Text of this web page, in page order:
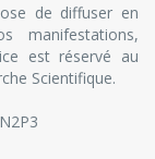
de diffuser en
manifestations,
est réservé au
Scientifique.